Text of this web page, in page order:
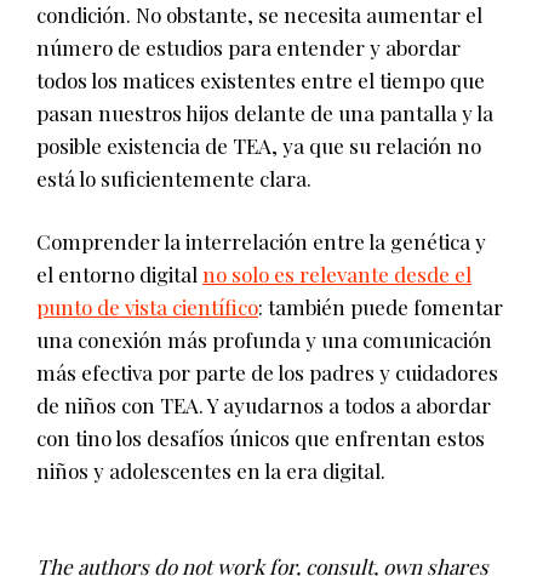
condición. No obstante, se necesita aumentar el
número de estudios para entender y abordar
todos los matices existentes entre el tiempo que
pasan nuestros hijos delante de una pantalla y la
posible existencia de TEA, ya que su relación no
está lo suficientemente clara.
Comprender la interrelación entre la genética y
el entorno digital no solo es relevante desde el
punto de vista científico: también puede fomentar
una conexión más profunda y una comunicación
más efectiva por parte de los padres y cuidadores
de niños con TEA. Y ayudarnos a todos a abordar
con tino los desafíos únicos que enfrentan estos
niños y adolescentes en la era digital.
The authors do not work for, consult, own shares